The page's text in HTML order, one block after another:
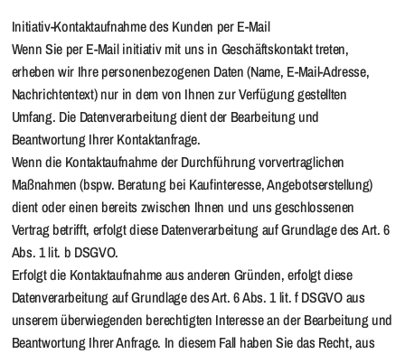
Initiativ-Kontaktaufnahme des Kunden per E-Mail
Wenn Sie per E-Mail initiativ mit uns in Geschäftskontakt treten,
erheben wir Ihre personenbezogenen Daten (Name, E-Mail-Adresse,
Nachrichtentext) nur in dem von Ihnen zur Verfügung gestellten
Umfang. Die Datenverarbeitung dient der Bearbeitung und
Beantwortung Ihrer Kontaktanfrage.
Wenn die Kontaktaufnahme der Durchführung vorvertraglichen
Maßnahmen (bspw. Beratung bei Kaufinteresse, Angebotserstellung)
dient oder einen bereits zwischen Ihnen und uns geschlossenen
Vertrag betrifft, erfolgt diese Datenverarbeitung auf Grundlage des Art. 6
Abs. 1 lit. b DSGVO.
Erfolgt die Kontaktaufnahme aus anderen Gründen, erfolgt diese
Datenverarbeitung auf Grundlage des Art. 6 Abs. 1 lit. f DSGVO aus
unserem überwiegenden berechtigten Interesse an der Bearbeitung und
Beantwortung Ihrer Anfrage. In diesem Fall haben Sie das Recht, aus